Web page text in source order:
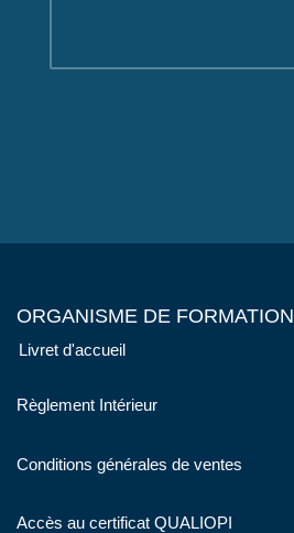
ORGANISME DE FORMATION
Livret d'accueil
Règlement Intérieur
Conditions générales de ventes
Accès au certificat QUALIOPI